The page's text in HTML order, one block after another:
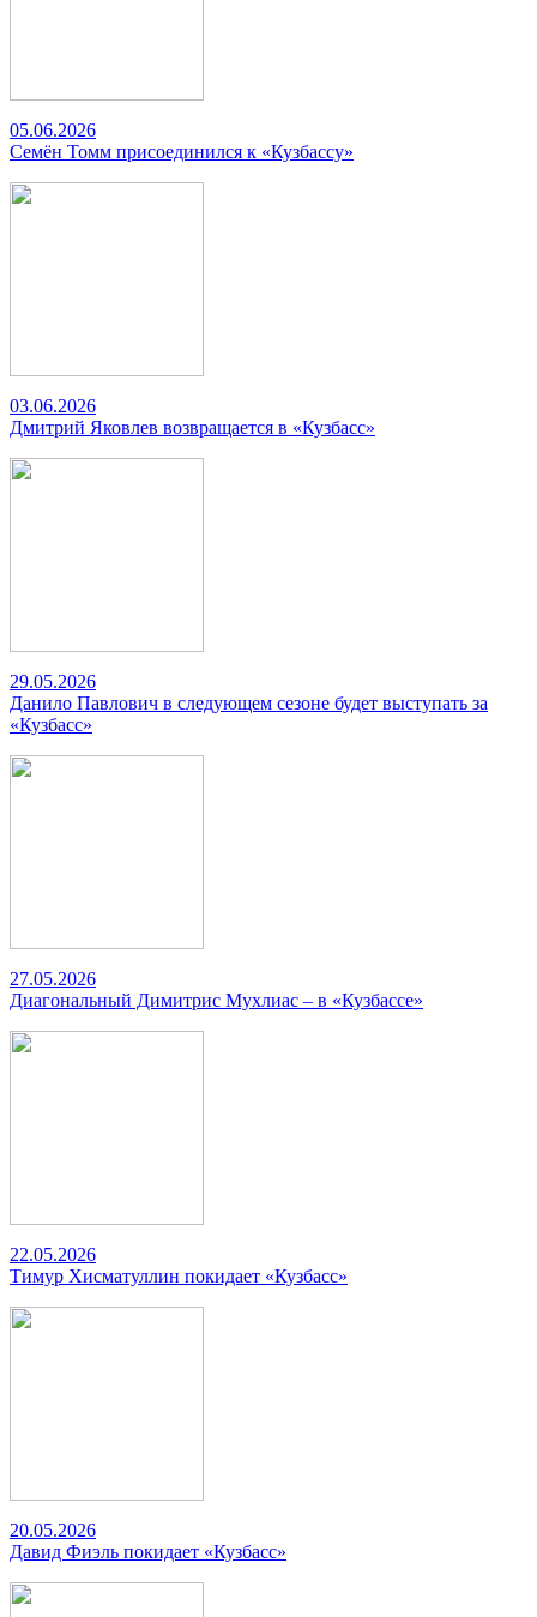
05.06.2026
Семён Томм присоединился к «Кузбассу»
03.06.2026
Дмитрий Яковлев возвращается в «Кузбасс»
29.05.2026
Данило Павлович в следующем сезоне будет выступать за
«Кузбасс»
27.05.2026
Диагональный Димитрис Мухлиас – в «Кузбассе»
22.05.2026
Тимур Хисматуллин покидает «Кузбасс»
20.05.2026
Давид Фиэль покидает «Кузбасс»